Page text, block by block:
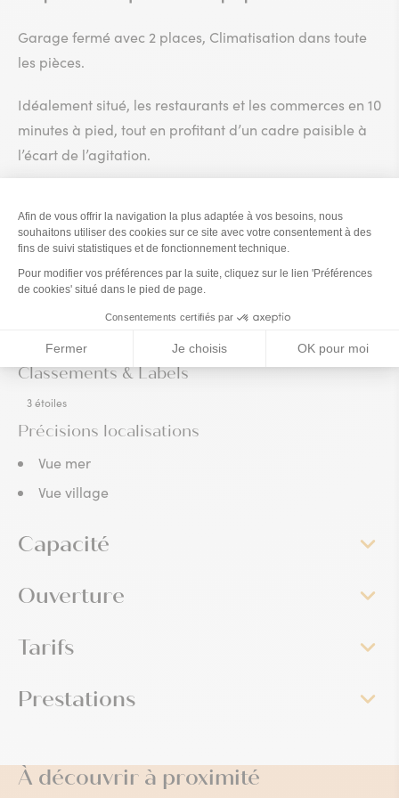
Garage fermé avec 2 places, Climatisation dans toute
les pièces.
Idéalement situé, les restaurants et les commerces en 10
minutes à pied, tout en profitant d’un cadre paisible à
l’écart de l’agitation.
Nous vous proposons soit un accueil personnalisé sur
place, soit une arrivée autonome via une boîte à clés
sécurisée .
Nous parlons : Anglais
Classements & Labels
3 étoiles
Précisions localisations
Vue mer
Vue village
Capacité
Ouverture
Tarifs
Prestations
À découvrir à proximité